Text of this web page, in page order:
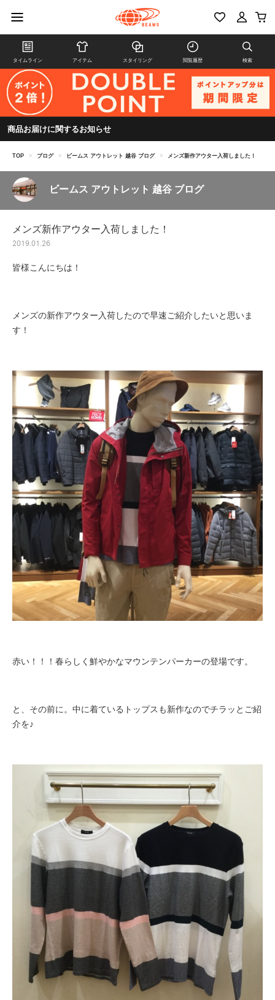
タイムライン アイテム スタイリング 閲覧履歴 検索
商品お届けに関するお知らせ
TOP > ブログ > ビームス アウトレット 越谷 ブログ > メンズ新作アウター入荷しました！
ビームス アウトレット 越谷 ブログ
メンズ新作アウター入荷しました！
2019.01.26
皆様こんにちは！
メンズの新作アウター入荷したので早速ご紹介したいと思いま
す！
赤い！！！春らしく鮮やかなマウンテンパーカーの登場です。
と、その前に。中に着ているトップスも新作なのでチラッとご紹
介を♪